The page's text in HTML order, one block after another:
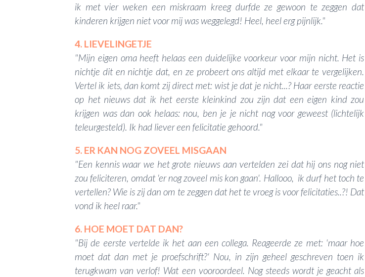
ik met vier weken een miskraam kreeg durfde ze gewoon te zeggen dat
kinderen krijgen niet voor mij was weggelegd! Heel, heel erg pijnlijk."
4. LIEVELINGETJE
"Mijn eigen oma heeft helaas een duidelijke voorkeur voor mijn nicht. Het is
nichtje dit en nichtje dat, en ze probeert ons altijd met elkaar te vergelijken.
Vertel ik iets, dan komt zij direct met: wist je dat je nicht...? Haar eerste reactie
op het nieuws dat ik het eerste kleinkind zou zijn dat een eigen kind zou
krijgen was dan ook helaas: nou, ben je je nicht nog voor geweest (lichtelijk
teleurgesteld). Ik had liever een felicitatie gehoord."
5. ER KAN NOG ZOVEEL MISGAAN
"Een kennis waar we het grote nieuws aan vertelden zei dat hij ons nog niet
zou feliciteren, omdat 'er nog zoveel mis kon gaan'. Hallooo, ik durf het toch te
vertellen? Wie is zij dan om te zeggen dat het te vroeg is voor felicitaties..?! Dat
vond ik heel raar."
6. HOE MOET DAT DAN?
"Bij de eerste vertelde ik het aan een collega. Reageerde ze met: 'maar hoe
moet dat dan met je proefschrift?' Nou, in zijn geheel geschreven toen ik
terugkwam van verlof! Wat een vooroordeel. Nog steeds wordt je geacht als